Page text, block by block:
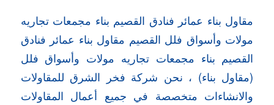
مقاول بناء عمائر فنادق القصيم بناء مجمعات تجاريه
مولات وأسواق فلل القصيم مقاول بناء عمائر فنادق
القصيم بناء مجمعات تجاريه مولات وأسواق فلل
(مقاول بناء) ، نحن شركة فخر الشرق للمقاولات
والانشاءات متخصصة في جميع أعمال المقاولات